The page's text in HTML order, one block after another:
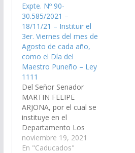
Expte. Nº 90-
30.585/2021 –
18/11/21 – Instituir el
3er. Viernes del mes de
Agosto de cada año,
como el Día del
Maestro Puneño – Ley
1111
Del Señor Senador
MARTIN FELIPE
ARJONA, por el cual se
instituye en el
Departamento Los
Andes, Provincia de
Salta, el 3er. Viernes
noviembre 19, 2021
En "Caducados"